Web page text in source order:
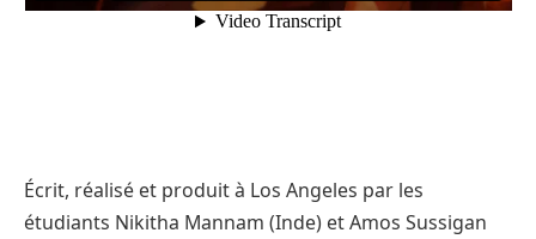
Écrit, réalisé et produit à Los Angeles par les
étudiants Nikitha Mannam (Inde) et Amos Sussigan